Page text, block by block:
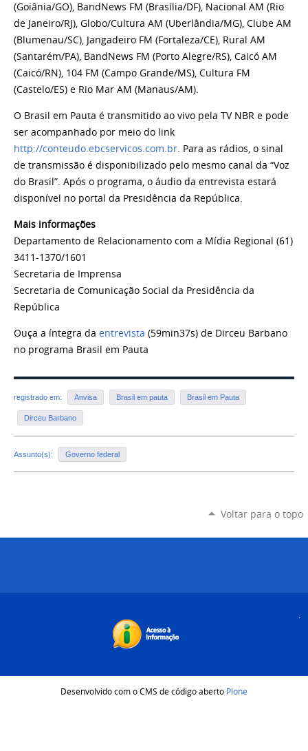
(Goiânia/GO), BandNews FM (Brasília/DF), Nacional AM (Rio
de Janeiro/RJ), Globo/Cultura AM (Uberlândia/MG), Clube AM
(Blumenau/SC), Jangadeiro FM (Fortaleza/CE), Rural AM
(Santarém/PA), BandNews FM (Porto Alegre/RS), Caicó AM
(Caicó/RN), 104 FM (Campo Grande/MS), Cultura FM
(Castelo/ES) e Rio Mar AM (Manaus/AM).
O Brasil em Pauta é transmitido ao vivo pela TV NBR e pode
ser acompanhado por meio do link
http://conteudo.ebcservicos.com.br. Para as rádios, o sinal
de transmissão é disponibilizado pelo mesmo canal da “Voz
do Brasil”. Após o programa, o áudio da entrevista estará
disponível no portal da Presidência da República.
Mais informações
Departamento de Relacionamento com a Mídia Regional (61)
3411-1370/1601
Secretaria de Imprensa
Secretaria de Comunicação Social da Presidência da
República
Ouça a íntegra da entrevista (59min37s) de Dirceu Barbano
no programa Brasil em Pauta
registrado em: Anvisa Brasil em pauta Brasil em Pauta
Dirceu Barbano
Assunto(s): Governo federal
Voltar para o topo
Desenvolvido com o CMS de código aberto Plone